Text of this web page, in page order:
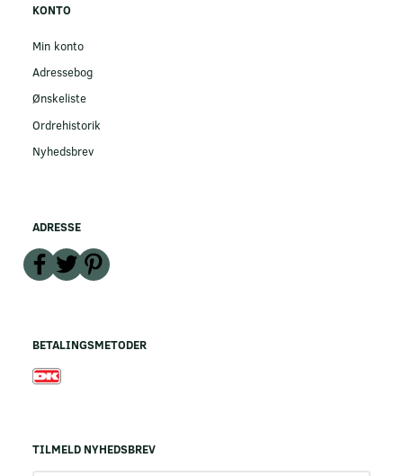
KONTO
Min konto
Adressebog
Ønskeliste
Ordrehistorik
Nyhedsbrev
ADRESSE
BETALINGSMETODER
TILMELD NYHEDSBREV